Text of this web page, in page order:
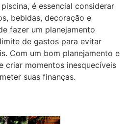
é essencial considerar
bebidas, decoração e
fazer um planejamento
de gastos para evitar
Com um bom planejamento e
criar momentos inesquecíveis
suas finanças.